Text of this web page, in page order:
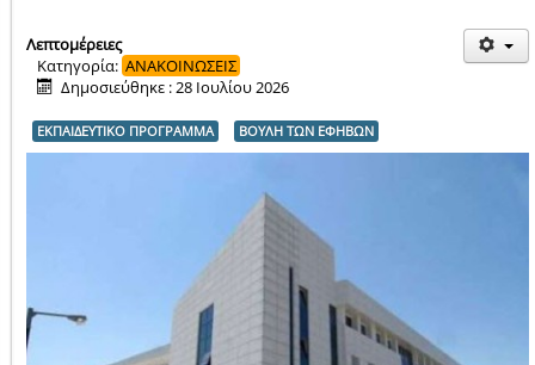
Λεπτομέρειες
Κατηγορία: ΑΝΑΚΟΙΝΩΣΕΙΣ
Δημοσιεύθηκε : 28 Ιουλίου 2026
ΕΚΠΑΙΔΕΥΤΙΚΟ ΠΡΟΓΡΑΜΜΑ ΒΟΥΛΗ ΤΩΝ ΕΦΗΒΩΝ